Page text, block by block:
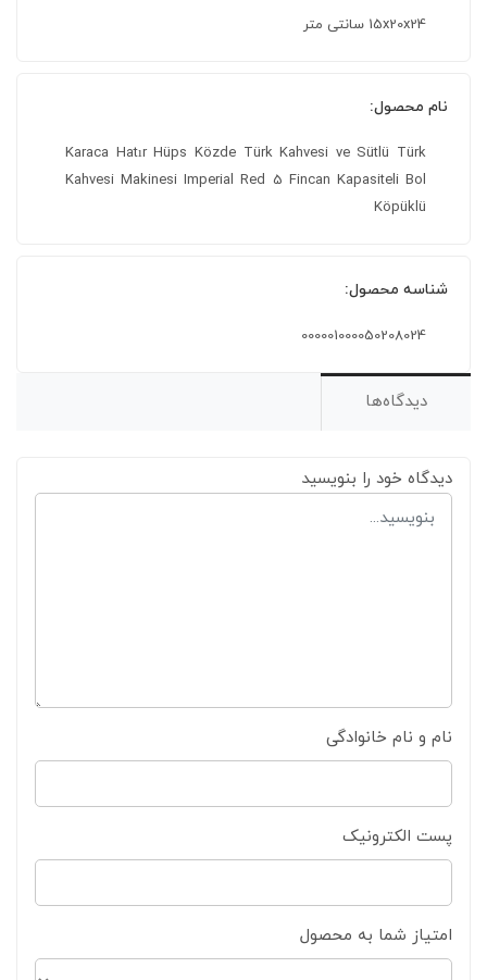
15x20x24 سانتی متر
نام محصول:
Karaca Hatır Hüps Közde Türk Kahvesi ve Sütlü Türk
Kahvesi Makinesi Imperial Red 5 Fincan Kapasiteli Bol
Köpüklü
شناسه محصول:
000001000050208024
دیدگاه‌ها
دیدگاه خود را بنویسید
نام و نام خانوادگی
پست الکترونیک
امتیاز شما به محصول